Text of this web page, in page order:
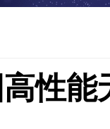
高性